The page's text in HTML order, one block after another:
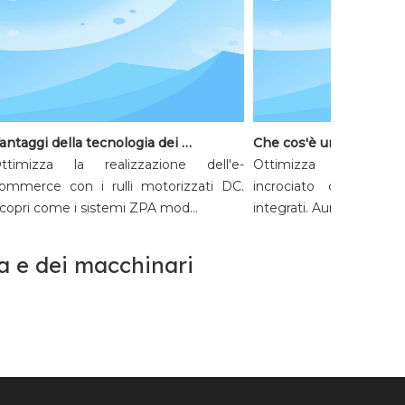
Vantaggi della tecnologia dei rulli DC nell'automazione dei magazzini dell'e-commerce
la realizzazione dell'e-
con i rulli motorizzati DC.
come i sistemi ZPA mod...
Ottimizza gli
incrociato con rulli
integrati. Aumenta
e dei macchinari